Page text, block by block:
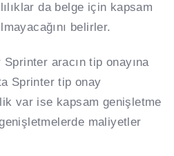
da belge için kapsam
belirler.
aracın tip onayına
Sprinter tip onay
var ise kapsam genişletme
maliyetler